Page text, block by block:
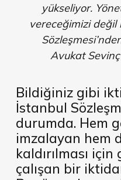
yükseliyor.
vereceğimizi değil
Avukat
Bildiğiniz gibi
İstanbul
durumda. Hem
imzalayan hem
kaldırılması
çalışan bir